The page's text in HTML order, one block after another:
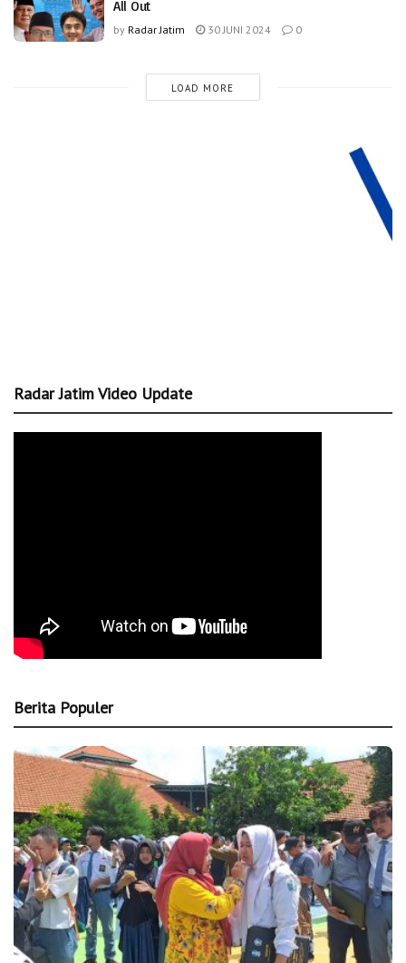
All Out
by Radar Jatim 30 JUNI 2024 0
LOAD MORE
Radar Jatim Video Update
Berita Populer